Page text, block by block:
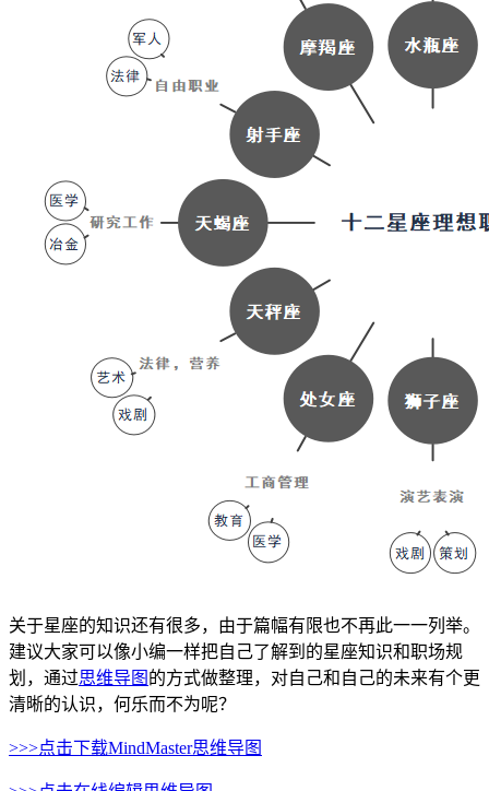
关于星座的知识还有很多，由于篇幅有限也不再此一一列举。
建议大家可以像小编一样把自己了解到的星座知识和职场规
划，通过思维导图 的方式做整理，对自己和自己的未来有个更
清晰的认识，何乐而不为呢？
>>>点击下载MindMaster思维导图